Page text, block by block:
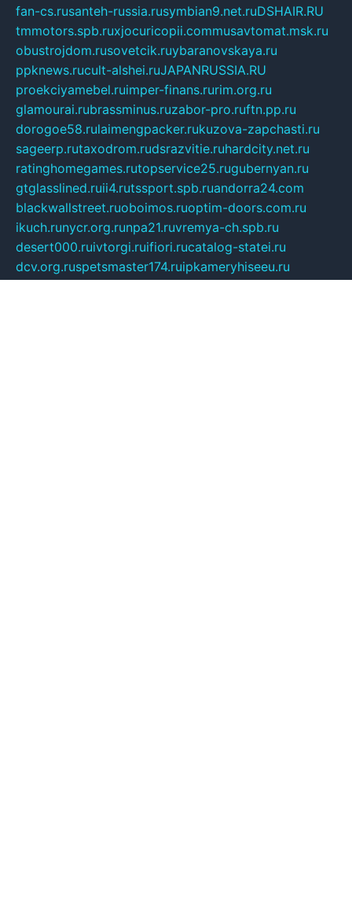
fan-cs.rusanteh-russia.rusymbian9.net.ruDSHAIR.RU
tmmotors.spb.ruxjocuricopii.commusavtomat.msk.ru
obustrojdom.rusovetcik.ruybaranovskaya.ru
ppknews.rucult-alshei.ruJAPANRUSSIA.RU
proekciyamebel.ruimper-finans.rurim.org.ru
glamourai.rubrassminus.ruzabor-pro.ruftn.pp.ru
dorogoe58.rulaimengpacker.rukuzova-zapchasti.ru
sageerp.rutaxodrom.rudsrazvitie.ruhardcity.net.ru
ratinghomegames.rutopservice25.rugubernyan.ru
gtglasslined.ruii4.rutssport.spb.ruandorra24.com
blackwallstreet.ruoboimos.ruoptim-doors.com.ru
ikuch.runycr.org.runpa21.ruvremya-ch.spb.ru
desert000.ruivtorgi.ruifiori.rucatalog-statei.ru
dcv.org.ruspetsmaster174.ruipkameryhiseeu.ru